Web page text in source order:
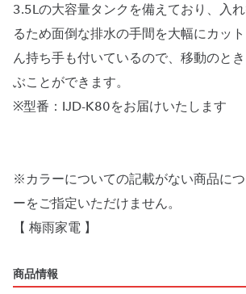
3.5Lの大容量タンクを備えており、入
るため面倒な排水の手間を大幅にカッ
ん持ち手も付いているので、移動のと
ぶことができます。
※型番：IJD-K80をお届けいたします
※カラーについての記載がない商品に
ーをご指定いただけません。
【 梅雨家電 】
商品情報